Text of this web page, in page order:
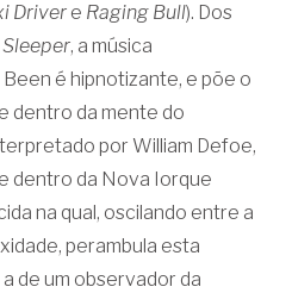
Driver e Raging Bull). Dos
, a música
é hipnotizante, e põe o
dentro da mente do
por William Defoe,
dentro da Nova Iorque
na qual, oscilando entre a
perambula esta
de um observador da